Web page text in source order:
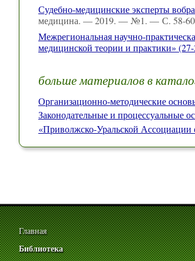
Судебно-медицинские эксперты
медицина. — 2019. — №1. — С. 58-
Межрегиональная научно-
медицинской теории и практики»
больше материалов в
Организационно-методические
Законодательные и процессуальные
«Приволжско-Уральской Ассоциации
Главная
Библиотека